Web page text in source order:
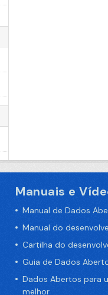
Manuais e
Manual de Dados
Manual do
Cartilha do
Guia de Dados
Dados Abertos para
melhor